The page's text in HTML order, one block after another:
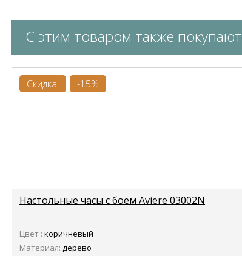
С этим товаром также покупают
Скидка! -15%
Настольные часы с боем Aviere 03002N
Цвет : коричневый
Материал: дерево